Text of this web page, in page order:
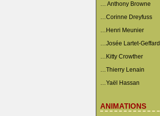
… Anthony Browne
…Corinne Dreyfuss
…Henri Meunier
…Josée Lartet-Geffard
…Kitty Crowther
…Thierry Lenain
…Yaël Hassan
ANIMATIONS